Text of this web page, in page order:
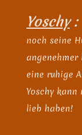
Yoschy :
noch seine
angenehmer
eine ruhige
Yoschy kann
lieb haben!